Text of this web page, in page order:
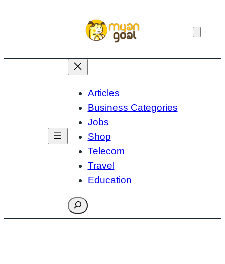
Articles
Business Categories
Jobs
Shop
Telecom
Travel
Education
Search